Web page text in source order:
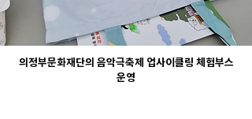
의정부문화재단의 음악극축제 업사이클링 체험부스
운영